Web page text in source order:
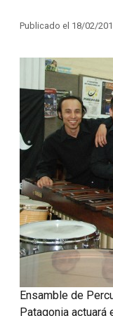
Publicado el 18/02/
Ensamble de
Patagonia